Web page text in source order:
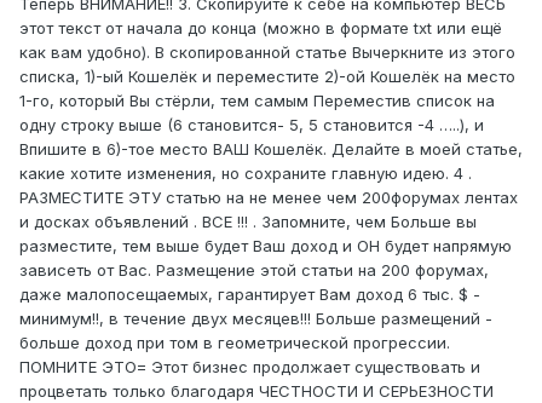
Теперь ВНИМАНИЕ!! 3. Скопируйте к себе на компьютер ВЕСЬ
этот текст от начала до конца (можно в формате txt или ещё
как вам удобно). В скопированной статье Вычеркните из этого
списка, 1)-ый Кошелёк и переместите 2)-ой Кошелёк на место
1-го, который Вы стёрли, тем самым Переместив список на
одну строку выше (6 становится- 5, 5 становится -4 …..), и
Впишите в 6)-тое место ВАШ Кошелёк. Делайте в моей статье,
какие хотите изменения, но сохраните главную идею. 4 .
РАЗМЕСТИТЕ ЭТУ статью на не менее чем 200форумах лентах
и досках объявлений . ВСЕ !!! . Запомните, чем Больше вы
разместите, тем выше будет Ваш доход и ОН будет напрямую
зависеть от Вас. Размещение этой статьи на 200 форумах,
даже малопосещаемых, гарантирует Вам доход 6 тыс. $ -
минимум!!, в течение двух месяцев!!! Больше размещений -
больше доход при том в геометрической прогрессии.
ПОМНИТЕ ЭТО= Этот бизнес продолжает существовать и
процветать только благодаря ЧЕСТНОСТИ И СЕРЬЕЗНОСТИ